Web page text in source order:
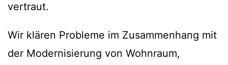
vertraut.
Wir klären Probleme im Zusammenhang mit
der Modernisierung von Wohnraum,